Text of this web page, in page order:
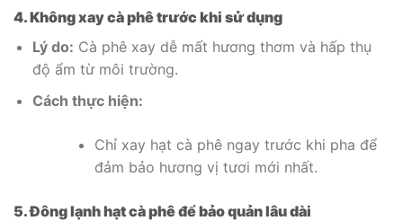
4. Không xay cà phê trước khi sử dụng
Lý do: Cà phê xay dễ mất hương thơm và hấp thụ
độ ẩm từ môi trường.
Cách thực hiện:
Chỉ xay hạt cà phê ngay trước khi pha để
đảm bảo hương vị tươi mới nhất.
5. Đông lạnh hạt cà phê để bảo quản lâu dài